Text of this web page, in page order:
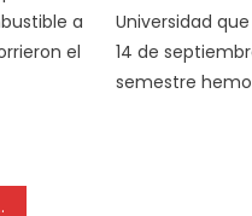
a
el
Universidad
14 de
semestre